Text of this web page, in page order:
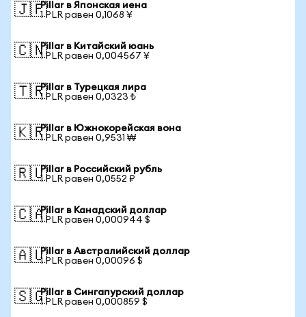
🇯🇵Pillar в Японская иена
1 PLR равен 0,1068 ¥
🇨🇳Pillar в Китайский юань
1 PLR равен 0,004567 ¥
🇹🇷Pillar в Турецкая лира
1 PLR равен 0,0323 ₺
🇰🇷Pillar в Южнокорейская вона
1 PLR равен 0,9531 ₩
🇷🇺Pillar в Российский рубль
1 PLR равен 0,0552 ₽
🇨🇦Pillar в Канадский доллар
1 PLR равен 0,000944 $
🇦🇺Pillar в Австралийский доллар
1 PLR равен 0,00096 $
🇸🇬Pillar в Сингапурский доллар
1 PLR равен 0,000859 $